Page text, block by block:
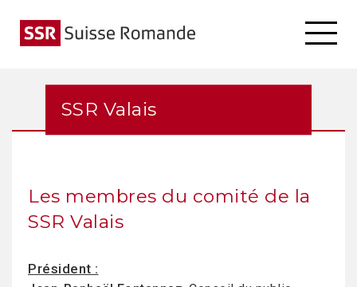
SSR Valais
Les membres du comité de la
SSR Valais
Président :